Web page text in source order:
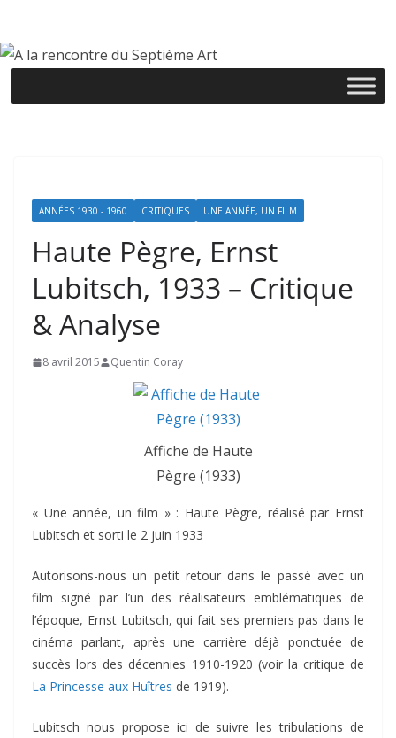
contenu
ANNÉES 1930 - 1960 CRITIQUES UNE ANNÉE, UN FILM
Haute Pègre, Ernst
Lubitsch, 1933 – Critique
& Analyse
8 avril 2015 Quentin Coray
Affiche de Haute
Pègre (1933)
« Une année, un film » : Haute Pègre, réalisé par Ernst
Lubitsch et sorti le 2 juin 1933
Autorisons-nous un petit retour dans le passé avec un
film signé par l’un des réalisateurs emblématiques de
l’époque, Ernst Lubitsch, qui fait ses premiers pas dans le
cinéma parlant, après une carrière déjà ponctuée de
succès lors des décennies 1910-1920 (voir la critique de
La Princesse aux Huîtres de 1919).
Lubitsch nous propose ici de suivre les tribulations de